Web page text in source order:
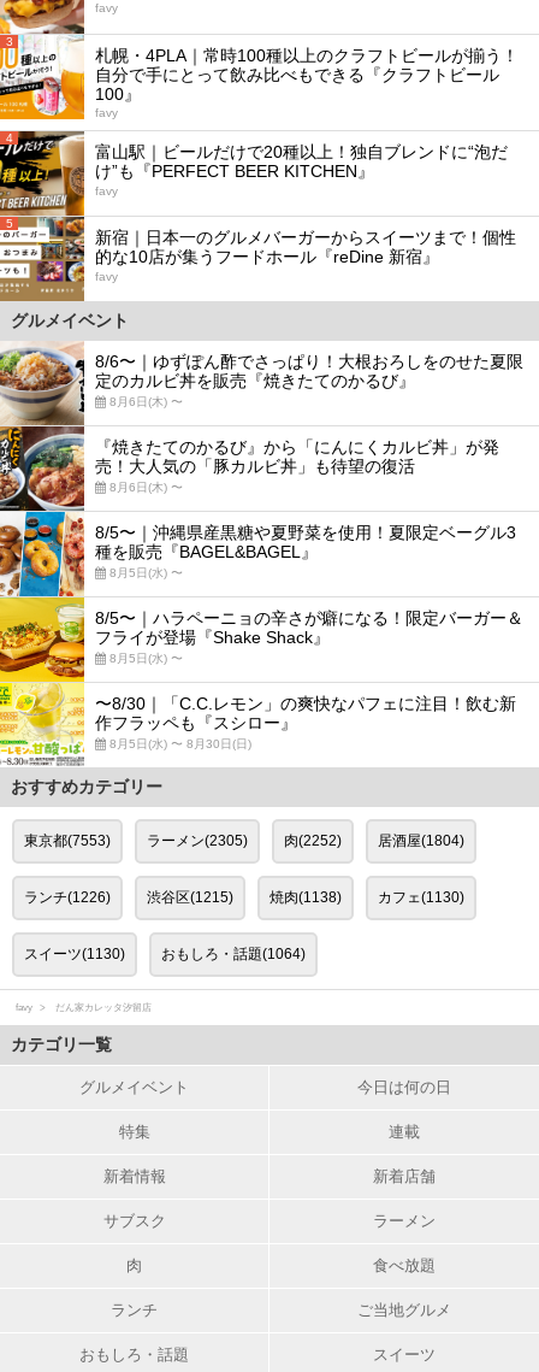
favy
3
札幌・4PLA｜常時100種以上のクラフトビールが揃う！
自分で手にとって飲み比べもできる『クラフトビール
100』
favy
4
富山駅｜ビールだけで20種以上！独自ブレンドに“泡だ
け”も『PERFECT BEER KITCHEN』
favy
5
新宿｜日本一のグルメバーガーからスイーツまで！個性
的な10店が集うフードホール『reDine 新宿』
favy
グルメイベント
8/6〜｜ゆずぽん酢でさっぱり！大根おろしをのせた夏限
定のカルビ丼を販売『焼きたてのかるび』
8月6日(木) 〜
『焼きたてのかるび』から「にんにくカルビ丼」が発
売！大人気の「豚カルビ丼」も待望の復活
8月6日(木) 〜
8/5〜｜沖縄県産黒糖や夏野菜を使用！夏限定ベーグル3
種を販売『BAGEL&BAGEL』
8月5日(水) 〜
8/5〜｜ハラペーニョの辛さが癖になる！限定バーガー＆
フライが登場『Shake Shack』
8月5日(水) 〜
〜8/30｜「C.C.レモン」の爽快なパフェに注目！飲む新
作フラッペも『スシロー』
8月5日(水) 〜 8月30日(日)
おすすめカテゴリー
東京都(7553) ラーメン(2305) 肉(2252) 居酒屋(1804)
ランチ(1226) 渋谷区(1215) 焼肉(1138) カフェ(1130)
スイーツ(1130) おもしろ・話題(1064)
favy だん家カレッタ汐留店
カテゴリ一覧
グルメイベント 今日は何の日
特集 連載
新着情報 新着店舗
サブスク ラーメン
肉 食べ放題
ランチ ご当地グルメ
おもしろ・話題 スイーツ